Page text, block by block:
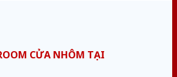
CỬA NHÔM TẠI